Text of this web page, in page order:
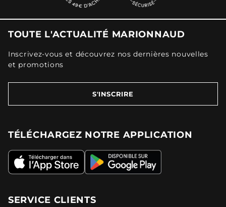
TOUTE L'ACTUALITÉ MARIONNAUD
Inscrivez-vous et découvrez nos dernières nouvelles
et promotions
S'INSCRIRE
TÉLÉCHARGEZ NOTRE APPLICATION
SERVICE CLIENTS